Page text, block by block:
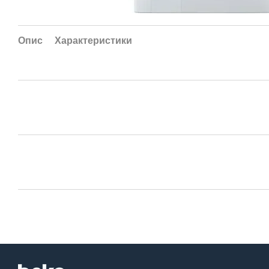
Опис Характеристики